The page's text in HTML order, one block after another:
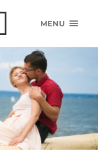
MENU